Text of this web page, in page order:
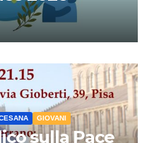
GIOVANI
sulla Pace